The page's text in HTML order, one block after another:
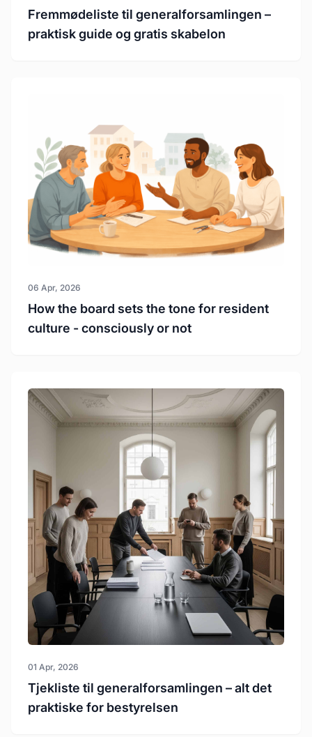
Fremmødeliste til generalforsamlingen –
praktisk guide og gratis skabelon
06 Apr, 2026
How the board sets the tone for resident
culture - consciously or not
01 Apr, 2026
Tjekliste til generalforsamlingen – alt det
praktiske for bestyrelsen